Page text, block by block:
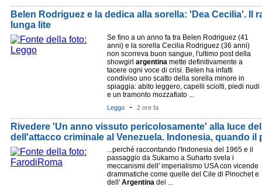
Belen Rodriguez e la dedica alla sorella: 'Dea Cecilia'. Il
lunga lite
Se fino a un anno fa tra Belen Rodriguez (41
anni) e la sorella Cecilia Rodriguez (36 anni)
non scorreva buon sangue, l'ultimo post della
showgirl argentina mette definitivamente a
tacere ogni voce di crisi. Belen ha infatti
condiviso uno scatto della sorella minore in
spiaggia: abito leggero, capelli sciolti, piedi nudi
e un tramonto mozzafiato ...
Leggo - 2 ore fa
Rivedere 'Un anno vissuto pericolosamente' alla luce
dell'attacco criminale al Venezuela. Indonesia, quando il
...perché raccontando l'Indonesia del 1965 e il
passaggio da Sukarno a Suharto svela i
meccanismi dell' imperialismo USA con vicende
drammatiche come quelle del Cile di Pinochet e
dell' Argentina dei ...